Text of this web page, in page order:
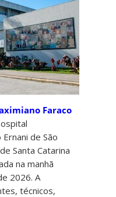
Faraco
de São
Santa Catarina
na manhã
2026. A
técnicos,